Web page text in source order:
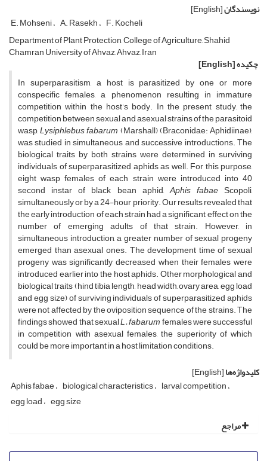
نویسندگان[English]
E. Mohseni A. Rasekh F. Kocheli
Department of Plant Protection, College of Agriculture, Shahid
Chamran University of Ahvaz, Ahvaz, Iran
چکیده[English]
In superparasitism, a host is parasitized by one or more
conspecific females, a phenomenon resulting in immature
competition within the host’s body. In the present study, the
competition between sexual and asexual strains of the parasitoid
wasp,Lysiphlebus fabarum(Marshall) (Braconidae: Aphidiinae),
was studied in simultaneous and successive introductions. The
biological traits by both strains were determined in surviving
individuals of superparasitized aphids as well. For this purpose,
eight wasp females of each strain were introduced into 40
second instar of black bean aphid,Aphis fabaeScopoli,
simultaneously or by a 24-hour priority. Our results revealed that
the early introduction of each strain had a significant effect on the
number of emerging adults of that strain. However, in
simultaneous introduction, a greater number of sexual progeny
emerged than asexual ones. The development time of sexual
progeny was significantly decreased when their females were
introduced earlier into the host aphids. Other morphological and
biological traits (hind tibia length, head width, ovary area, egg load
and egg size) of surviving individuals of superparasitized aphids
were not affected by the oviposition sequence of the strains. The
findings showed that sexualL. fabarumfemales were successful
in competition with asexual females, the superiority of which
could be more important in a host limitation conditions.
کلیدواژه‌ها[English]
Aphis fabae biological characteristics larval competition
egg load egg size
مراجع